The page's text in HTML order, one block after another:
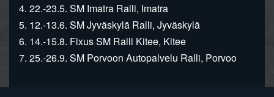
4. 22.-23.5. SM Imatra Ralli, Imatra
5. 12.-13.6. SM Jyväskylä Ralli, Jyväskylä
6. 14.-15.8. Fixus SM Ralli Kitee, Kitee
7. 25.-26.9. SM Porvoon Autopalvelu Ralli, Porvoo